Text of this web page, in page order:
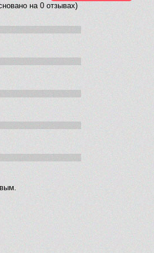
на 0 отзывах)